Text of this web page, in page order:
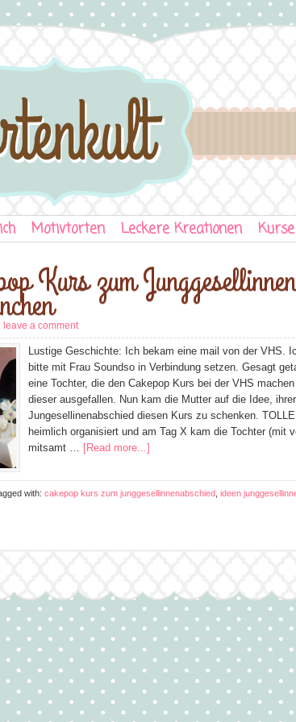
Motivtorten Leckere Kreationen Kurse
Kurs zum
leave a comment
Lustige Geschichte: Ich bekam eine mail von der VHS.
bitte mit Frau Soundso in Verbindung setzen. Gesagt
eine Tochter, die den Cakepop Kurs bei der VHS
dieser ausgefallen. Nun kam die Mutter auf die Idee,
Jungesellinenabschied diesen Kurs zu schenken.
heimlich organisiert und am Tag X kam die Tochter (mit
mitsamt … [Read more...]
with: cakepop kurs zum junggesellinnenabschied ideen